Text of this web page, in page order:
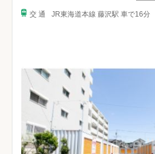
交 通 JR東海道本線 藤沢駅 車で16分